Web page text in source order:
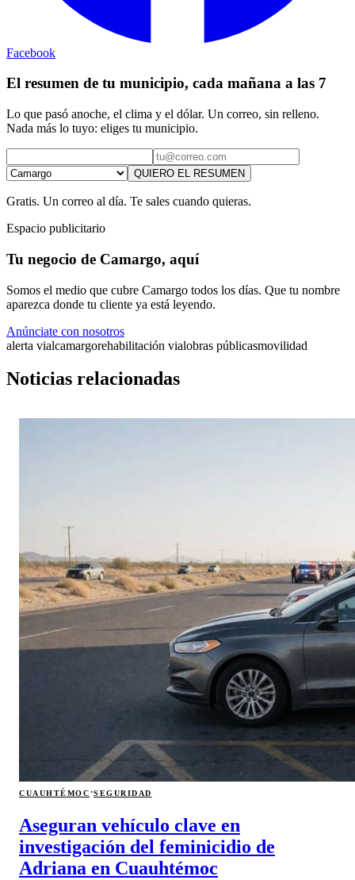
Facebook
El resumen de tu municipio, cada mañana a las 7
Lo que pasó anoche, el clima y el dólar. Un correo, sin relleno.
Nada más lo tuyo: eliges tu municipio.
QUIERO EL RESUMEN
Gratis. Un correo al día. Te sales cuando quieras.
Espacio publicitario
Tu negocio de Camargo, aquí
Somos el medio que cubre Camargo todos los días. Que tu nombre
aparezca donde tu cliente ya está leyendo.
Anúnciate con nosotros
alerta vialcamargorehabilitación vialobras públicasmovilidad
Noticias relacionadas
CUAUHTÉMOC·SEGURIDAD
Aseguran vehículo clave en
investigación del feminicidio de
Adriana en Cuauhtémoc